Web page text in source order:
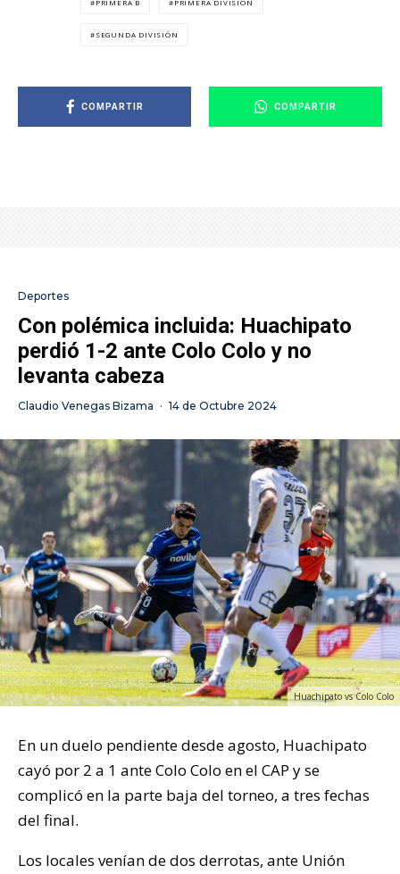
PRIMERA B PRIMERA DIVISIÓN
SEGUNDA DIVISIÓN
COMPARTIR COMPARTIR
Deportes
Con polémica incluida: Huachipato
perdió 1-2 ante Colo Colo y no
levanta cabeza
Claudio Venegas Bizama · 14 de Octubre 2024
Huachipato vs Colo Colo
En un duelo pendiente desde agosto, Huachipato
cayó por 2 a 1 ante Colo Colo en el CAP y se
complicó en la parte baja del torneo, a tres fechas
del final.
Los locales venían de dos derrotas, ante Unión